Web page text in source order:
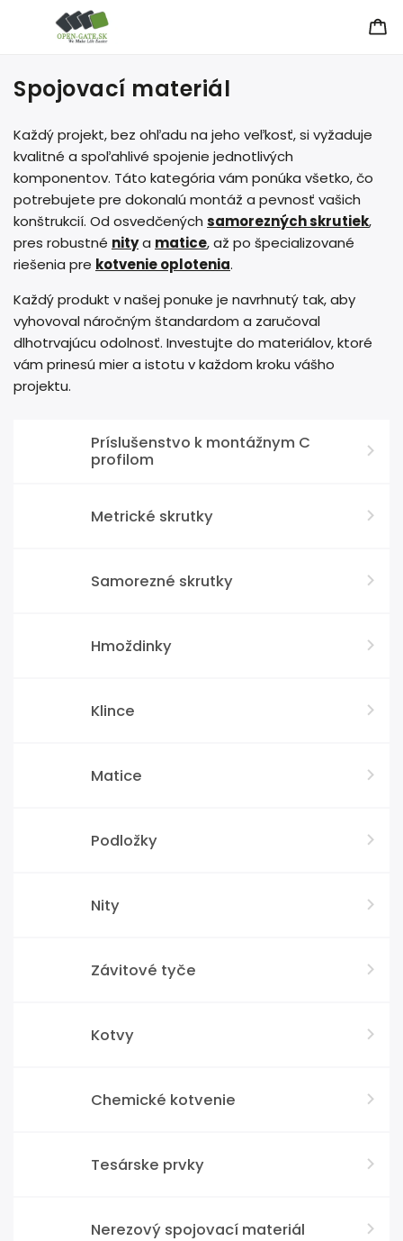
Spojovací materiál
Každý projekt, bez ohľadu na jeho veľkosť, si vyžaduje
kvalitné a spoľahlivé spojenie jednotlivých
komponentov. Táto kategória vám ponúka všetko, čo
potrebujete pre dokonalú montáž a pevnosť vašich
konštrukcií. Od osvedčených samorezných skrutiek,
pres robustné nitya matice, až po špecializované
riešenia pre kotvenie oplotenia.
Každý produkt v našej ponuke je navrhnutý tak, aby
vyhovoval náročným štandardom a zaručoval
dlhotrvajúcu odolnosť. Investujte do materiálov, ktoré
vám prinesú mier a istotu v každom kroku vášho
projektu.
Príslušenstvo k montážnym C
profilom
Metrické skrutky
Samorezné skrutky
Hmoždinky
Klince
Matice
Podložky
Nity
Závitové tyče
Kotvy
Chemické kotvenie
Tesárske prvky
Nerezový spojovací materiál